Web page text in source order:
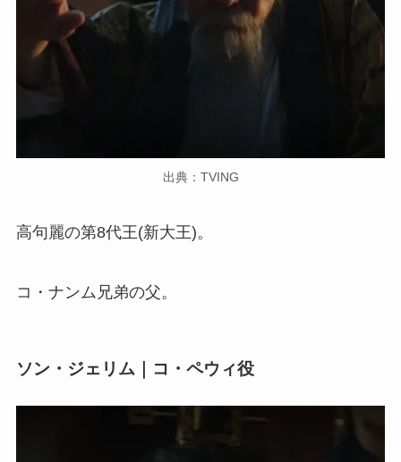
出典：TVING
高句麗の第8代王(新大王)。
コ・ナンム兄弟の父。
ソン・ジェリム｜コ・ペウィ役